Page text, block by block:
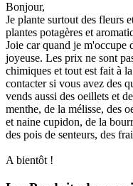
Bonjour,
Je plante surtout des fleurs
plantes potagères et
Joie car quand je m'occupe
joyeuse. Les prix ne sont
chimiques et tout est fait à
contacter si vous avez des
vends aussi des oeillets et
menthe, de la mélisse, des
et naine cupidon, de la
des pois de senteurs, des
A bientôt !